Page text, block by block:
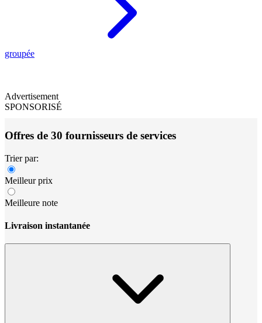
groupée
Advertisement
SPONSORISÉ
Offres de 30 fournisseurs de services
Trier par:
Meilleur prix
Meilleure note
Livraison instantanée